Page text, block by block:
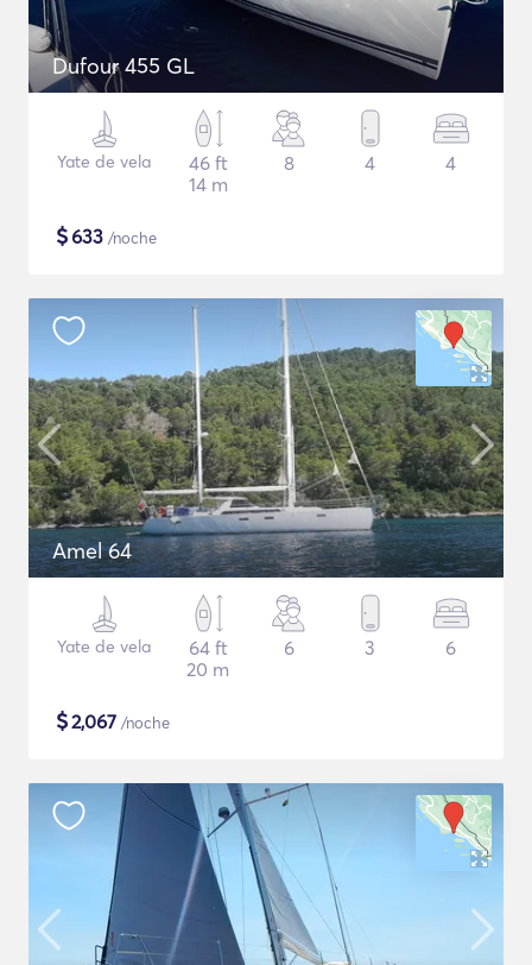
Dufour 455 GL
Yate de vela
46 ft
14 m
8 4 4
$633 /noche
Amel 64
Yate de vela
64 ft
20 m
6 3 6
$2,067 /noche